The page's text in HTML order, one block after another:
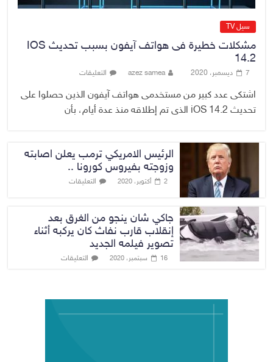
سيل TV
مشكلات خطيرة فى هواتف آيفون بسبب تحديث IOS
14.2
7 ديسمبر، 2020 azez samea التعليقات
اشتكى عدد كبير من مستخدمى هواتف آيفون الذين حصلوا على
تحديث iOS 14.2 الذى تم إطلاقه منذ عدة أيام، بأن
الرئيس الامريكي ترمب يعلن اصابته
وزوجته بفيروس كورونا ..
2 أكتوبر، 2020 التعليقات
جاكي شان ينجو من الغرق بعد
إنقلاب قارب نفاث كان يركبه أثناء
تصوير فيلمه الجديد
16 سبتمبر، 2020 التعليقات